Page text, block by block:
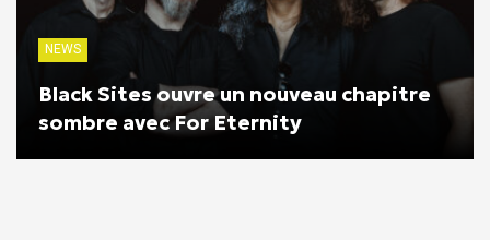
NEWS
Black Sites ouvre un nouveau chapitre
sombre avec For Eternity